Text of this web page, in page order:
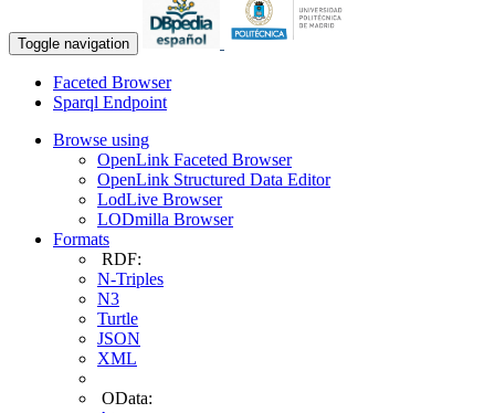
Toggle navigation
Faceted Browser
Sparql Endpoint
Browse using
OpenLink Faceted Browser
OpenLink Structured Data Editor
LodLive Browser
LODmilla Browser
Formats
RDF:
N-Triples
N3
Turtle
JSON
XML
OData: